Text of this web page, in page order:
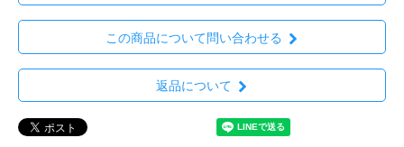
この商品について問い合わせる
返品について